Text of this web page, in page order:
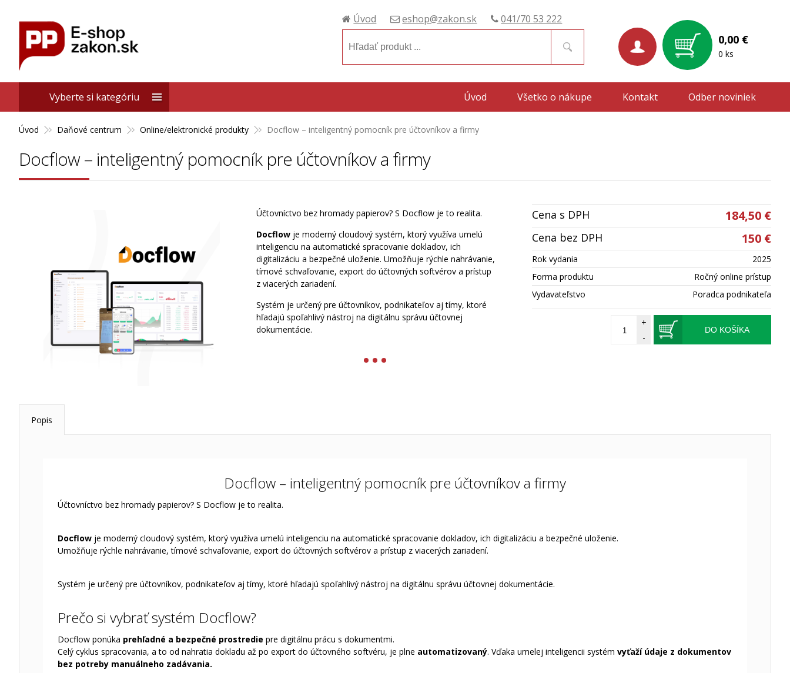
Úvod eshop@zakon.sk 041/70 53 222
0,00 €
0 ks
Úvod Daňové centrum Online/elektronické produkty Docflow – inteligentný pomocník pre účtovníkov a firmy
Docflow – inteligentný pomocník pre účtovníkov a firmy
Účtovníctvo bez hromady papierov? S Docflow je to realita.
Docflow je moderný cloudový systém, ktorý využíva umelú
inteligenciu na automatické spracovanie dokladov, ich
digitalizáciu a bezpečné uloženie. Umožňuje rýchle nahrávanie,
tímové schvaľovanie, export do účtovných softvérov a prístup
z viacerých zariadení.
Systém je určený pre účtovníkov, podnikateľov aj tímy, ktoré
hľadajú spoľahlivý nástroj na digitálnu správu účtovnej
dokumentácie.
Cena s DPH 184,50 €
Cena bez DPH 150 €
Rok vydania
2025
Forma produktu
Ročný online prístup
Vydavateľstvo
Poradca podnikateľa
DO KOŠÍKA
+
-
Popis
Docflow – inteligentný pomocník pre účtovníkov a firmy
Účtovníctvo bez hromady papierov? S Docflow je to realita.
Docflow je moderný cloudový systém, ktorý využíva umelú inteligenciu na automatické spracovanie dokladov, ich digitalizáciu a bezpečné uloženie.
Umožňuje rýchle nahrávanie, tímové schvaľovanie, export do účtovných softvérov a prístup z viacerých zariadení.
Systém je určený pre účtovníkov, podnikateľov aj tímy, ktoré hľadajú spoľahlivý nástroj na digitálnu správu účtovnej dokumentácie.
Prečo si vybrať systém Docflow?
Docflow ponúka prehľadné a bezpečné prostredie pre digitálnu prácu s dokumentmi.
Celý cyklus spracovania, a to od nahratia dokladu až po export do účtovného softvéru, je plne automatizovaný. Vďaka umelej inteligencii systém vyťaží údaje z dokumentov
bez potreby manuálneho zadávania.
Vyberte si kategóriu Úvod Všetko o nákupe Kontakt Odber noviniek